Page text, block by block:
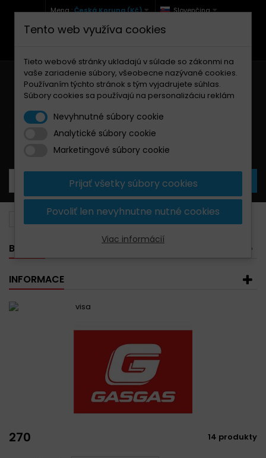
Mena :Česká Koruna (Kč) Slovenčina
+420 771 127 977 (Po-Pá, 9-12 a 13-17)
Košík0Produkty
BANNER
INFORMACE
270 14 produkty
Tento web využíva cookies
Tieto webové stránky ukladajú v súlade so zákonmi na
vaše zariadenie súbory, všeobecne nazývané cookies.
Používaním týchto stránok s tým vyjadrujete súhlas.
Súbory cookies sa používajú na personalizáciu reklám
Nevyhnutné súbory cookie
Analytické súbory cookie
Marketingové súbory cookie
Prijať všetky súbory cookies
Povoliť len nevyhnutne nutné cookies
Viac informácií